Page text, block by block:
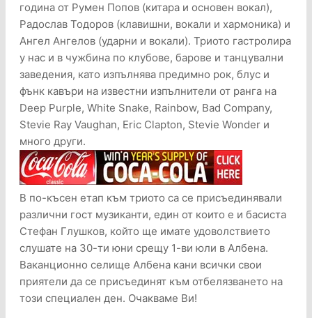
година от Румен Попов (китара и основен вокал),
Радослав Тодоров (клавишни, вокали и хармоника) и
Ангел Ангелов (ударни и вокали). Триото гастролира
у нас и в чужбина по клубове, барове и танцувални
заведения, като изпълнява предимно рок, блус и
фънк кавъри на известни изпълнители от ранга на
Deep Purple, White Snake, Rainbow, Bad Company,
Stevie Ray Vaughan, Eric Clapton, Stevie Wonder и
много други.
В по-късен етап към триото са се присъединявали
различни гост музиканти, един от които е и басиста
Стефан Глушков, който ще имате удоволствието
слушате на 30-ти юни срещу 1-ви юли в Албена.
Ваканционно селище Албена кани всички свои
приятели да се присъединят към отбелязването на
този специален ден. Очакваме Ви!